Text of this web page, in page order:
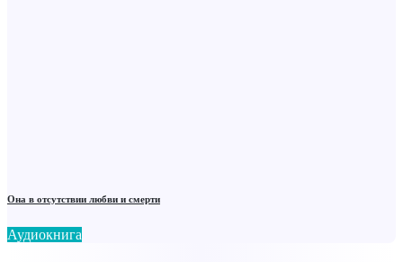
Она в отсутствии любви и смерти
Аудиокнига